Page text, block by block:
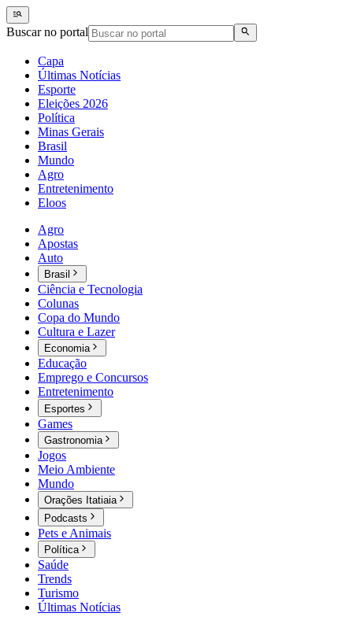
Buscar no portal
Capa
Últimas Notícias
Esporte
Eleições 2026
Política
Minas Gerais
Brasil
Mundo
Agro
Entretenimento
Eloos
Agro
Apostas
Auto
Brasil
Ciência e Tecnologia
Colunas
Copa do Mundo
Cultura e Lazer
Economia
Educação
Emprego e Concursos
Entretenimento
Esportes
Games
Gastronomia
Jogos
Meio Ambiente
Mundo
Orações Itatiaia
Podcasts
Pets e Animais
Política
Saúde
Trends
Turismo
Últimas Notícias